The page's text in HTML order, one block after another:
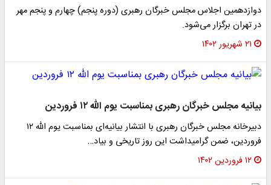
دوازدهمین اجلاس مجلس خبرگان رهبری (دوره پنجم) چهارم و پنجم مهر
در تهران برگزار می‌شود.
۲۱ شهریور ۱۴۰۲
بیانیه مجلس خبرگان رهبری بمناسبت یوم الله ۱۲ فروردین
دبیرخانه مجلس خبرگان رهبری با انتشار بیانیه‌ای بمناسبت یوم الله ۱۲
فروردین، ضمن گرامیداشت این روز تاریخی و بیاد…
۱۲ فروردین ۱۴۰۲